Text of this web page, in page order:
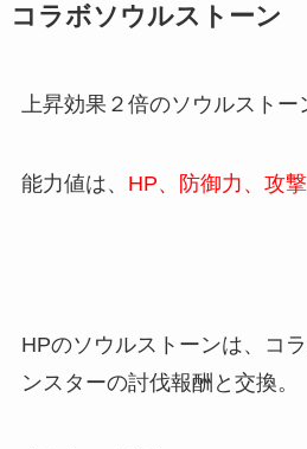
コラボソウルストーン
上昇効果２倍のソウルストー
能力値は、 HP、防御力、攻
HPのソウルストーンは、コ
ンスターの討伐報酬と交換。